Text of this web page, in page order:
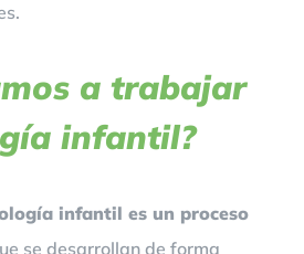
a trabajar
infantil?
infantil es un proceso
se desarrollan de forma